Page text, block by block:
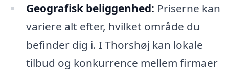
Geografisk beliggenhed: Priserne kan
variere alt efter, hvilket område du
befinder dig i. I Thorshøj kan lokale
tilbud og konkurrence mellem firmaer